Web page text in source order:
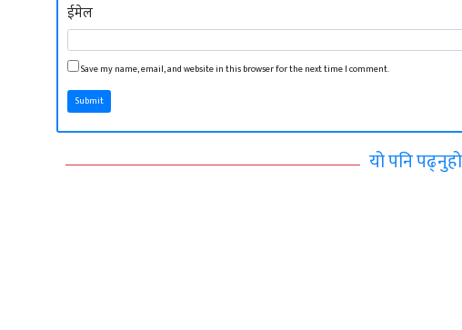
ईमेल
Save my name, email, and website in this browser for the next time I comment.
Submit
यो पनि